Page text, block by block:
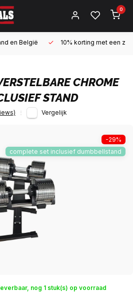
0
en België 10% korting met een
CHROME
STAND
Vergelijk
-29%
complete set inclusief dumbbellstand
nog 1 stuk(s) op voorraad